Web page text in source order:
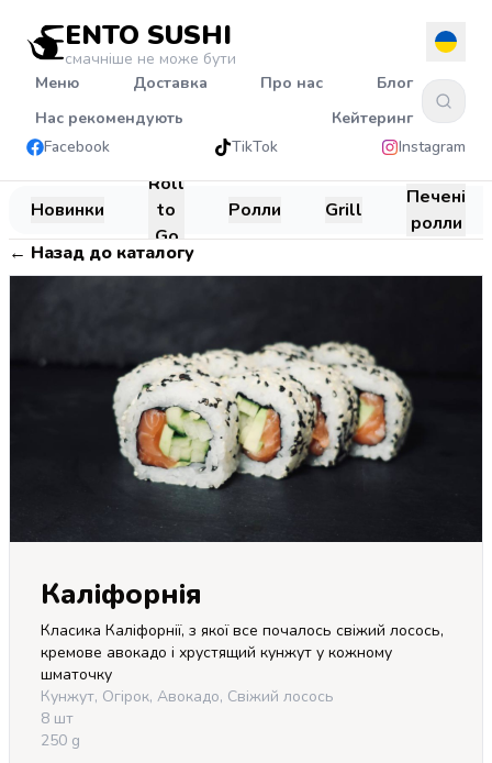
ENTO SUSHI
смачніше не може бути
Меню
Доставка Про нас
Блог
Нас рекомендують
Кейтеринг
Facebook
TikTok Instagram
Новинки
Roll
to
Go
Ролли Grill
Печені
ролли
← Назад до каталогу
Каліфорнія
Класика Каліфорнії, з якої все почалось свіжий лосось,
кремове авокадо і хрустящий кунжут у кожному
шматочку
Кунжут, Огірок, Авокадо, Свіжий лосось
8 шт
250 g